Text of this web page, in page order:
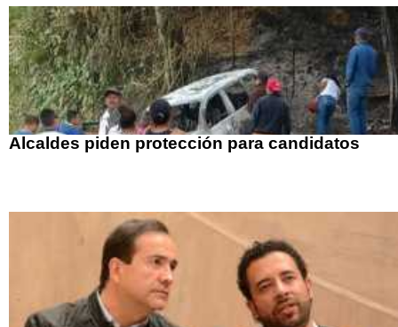
Alcaldes piden protección para candidatos